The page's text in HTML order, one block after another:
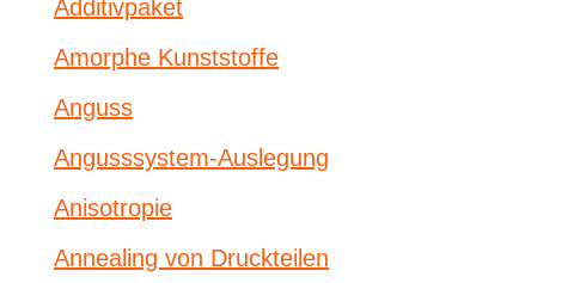
Additivpaket
Amorphe Kunststoffe
Anguss
Angusssystem-Auslegung
Anisotropie
Annealing von Druckteilen